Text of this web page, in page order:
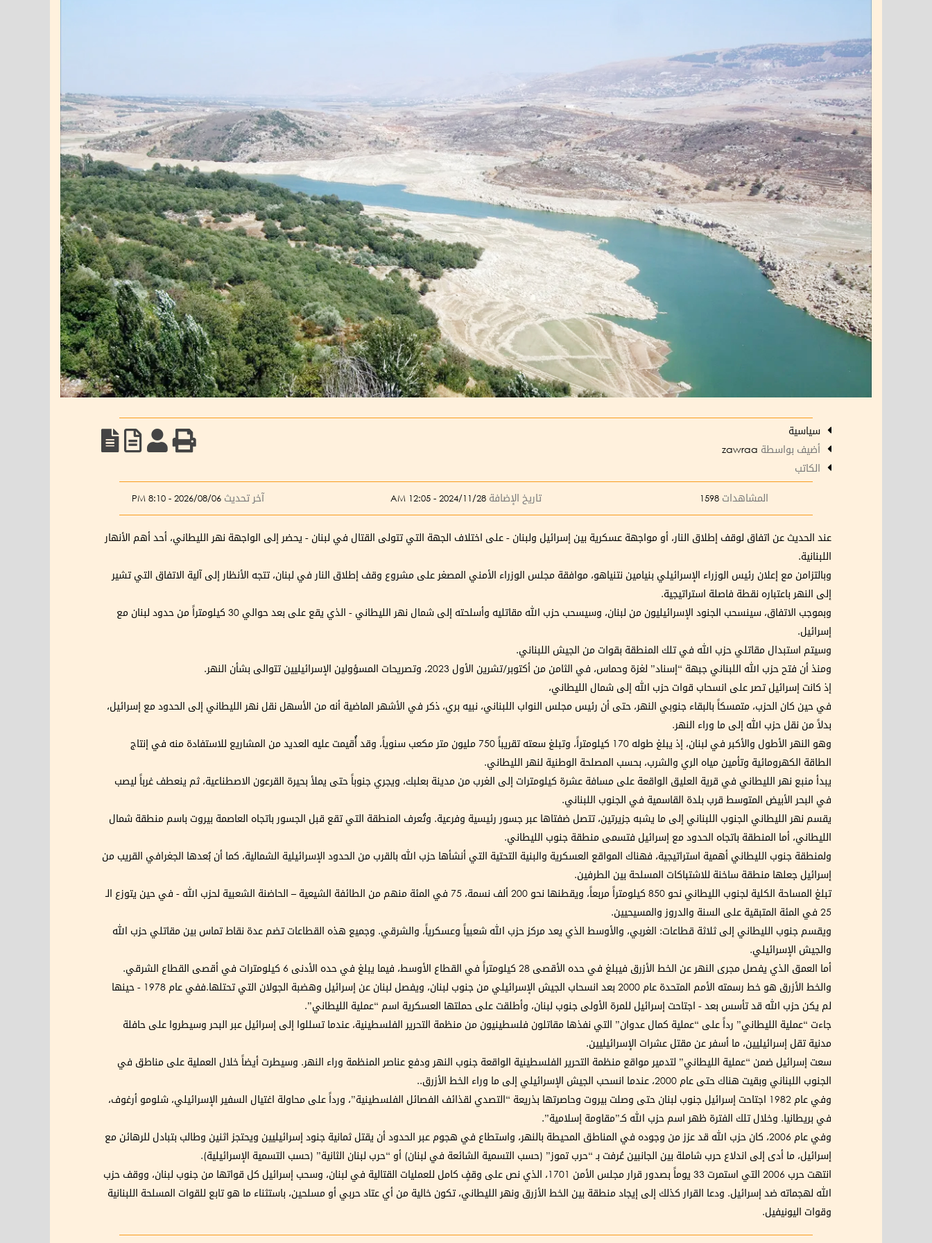
سياسية
أضيف بواسطة
الكاتب
المشاهدات 1598 تاريخ الإضافة 2024/11/28 - 12:05 AM آخر تحديث 2026/08/06 - 8:10 PM
عند الحديث عن اتفاق لوقف إطلاق النار، أو مواجهة عسكرية بين إسرائيل ولبنان - على اختلاف الجهة التي تتولى القتال في لبنان - يحضر إلى الواجهة نهر الليطاني، أحد أهم الأنهار
اللبنانية.
وبالتزامن مع إعلان رئيس الوزراء الإسرائيلي بنيامين نتنياهو، موافقة مجلس الوزراء الأمني المصغر على مشروع وقف إطلاق النار في لبنان، تتجه الأنظار إلى آلية الاتفاق التي تشير
إلى النهر باعتباره نقطة فاصلة استراتيجية.
وبموجب الاتفاق، سينسحب الجنود الإسرائيليون من لبنان، وسيسحب حزب الله مقاتليه وأسلحته إلى شمال نهر الليطاني - الذي يقع على بعد حوالي 30 كيلومتراً من حدود لبنان مع
إسرائيل.
وسيتم استبدال مقاتلي حزب الله في تلك المنطقة بقوات من الجيش اللبناني.
ومنذ أن فتح حزب الله اللبناني جبهة “إسناد” لغزة وحماس، في الثامن من أكتوبر/تشرين الأول 2023، وتصريحات المسؤولين الإسرائيليين تتوالى بشأن النهر.
إذ كانت إسرائيل تصر على انسحاب قوات حزب الله إلى شمال الليطاني،
في حين كان الحزب، متمسكاً بالبقاء جنوبي النهر، حتى أن رئيس مجلس النواب اللبناني، نبيه بري، ذكر في الأشهر الماضية أنه من الأسهل نقل نهر الليطاني إلى الحدود مع إسرائيل،
بدلاً من نقل حزب الله إلى ما وراء النهر.
وهو النهر الأطول والأكبر في لبنان، إذ يبلغ طوله 170 كيلومتراً، وتبلغ سعته تقريباً 750 مليون متر مكعب سنوياً، وقد أُقيمت عليه العديد من المشاريع للاستفادة منه في إنتاج
الطاقة الكهرومائية وتأمين مياه الري والشرب، بحسب المصلحة الوطنية لنهر الليطاني.
يبدأ منبع نهر الليطاني في قرية العليق الواقعة على مسافة عشرة كيلومترات إلى الغرب من مدينة بعلبك، ويجري جنوباً حتى يملأ بحيرة القرعون الاصطناعية، ثم ينعطف غرباً ليصب
في البحر الأبيض المتوسط قرب بلدة القاسمية في الجنوب اللبناني.
يقسم نهر الليطاني الجنوب اللبناني إلى ما يشبه جزيرتين، تتصل ضفتاها عبر جسور رئيسية وفرعية. وتُعرف المنطقة التي تقع قبل الجسور باتجاه العاصمة بيروت باسم منطقة شمال
الليطاني، أما المنطقة باتجاه الحدود مع إسرائيل فتسمى منطقة جنوب الليطاني.
ولمنطقة جنوب الليطاني أهمية استراتيجية، فهناك المواقع العسكرية والبنية التحتية التي أنشأها حزب الله بالقرب من الحدود الإسرائيلية الشمالية، كما أن بُعدها الجغرافي القريب من
إسرائيل جعلها منطقة ساخنة للاشتباكات المسلحة بين الطرفين.
تبلغ المساحة الكلية لجنوب الليطاني نحو 850 كيلومتراً مربعاً، ويقطنها نحو 200 ألف نسمة، 75 في المئة منهم من الطائفة الشيعية – الحاضنة الشعبية لحزب الله - في حين يتوزع الـ
25 في المئة المتبقية على السنة والدروز والمسيحيين.
ويقسم جنوب الليطاني إلى ثلاثة قطاعات: الغربي، والأوسط الذي يعد مركز حزب الله شعبياً وعسكرياً، والشرقي. وجميع هذه القطاعات تضم عدة نقاط تماس بين مقاتلي حزب الله
والجيش الإسرائيلي.
أما العمق الذي يفصل مجرى النهر عن الخط الأزرق فيبلغ في حده الأقصى 28 كيلومتراً في القطاع الأوسط، فيما يبلغ في حده الأدنى 6 كيلومترات في أقصى القطاع الشرقي.
والخط الأزرق هو خط رسمته الأمم المتحدة عام 2000 بعد انسحاب الجيش الإسرائيلي من جنوب لبنان، ويفصل لبنان عن إسرائيل وهضبة الجولان التي تحتلها.ففي عام 1978 - حينها
لم يكن حزب الله قد تأسس بعد - اجتاحت إسرائيل للمرة الأولى جنوب لبنان، وأطلقت على حملتها العسكرية اسم “عملية الليطاني”.
جاءت “عملية الليطاني” رداً على “عملية كمال عدوان” التي نفذها مقاتلون فلسطينيون من منظمة التحرير الفلسطينية، عندما تسللوا إلى إسرائيل عبر البحر وسيطروا على حافلة
مدنية تقل إسرائيليين، ما أسفر عن مقتل عشرات الإسرائيليين.
سعت إسرائيل ضمن “عملية الليطاني” لتدمير مواقع منظمة التحرير الفلسطينية الواقعة جنوب النهر ودفع عناصر المنظمة وراء النهر. وسيطرت أيضاً خلال العملية على مناطق في
الجنوب اللبناني وبقيت هناك حتى عام 2000، عندما انسحب الجيش الإسرائيلي إلى ما وراء الخط الأزرق..
وفي عام 1982 اجتاحت إسرائيل جنوب لبنان حتى وصلت بيروت وحاصرتها بذريعة “التصدي لقذائف الفصائل الفلسطينية”، ورداً على محاولة اغتيال السفير الإسرائيلي، شلومو أرغوف،
في بريطانيا. وخلال تلك الفترة ظهر اسم حزب الله كـ”مقاومة إسلامية”.
وفي عام 2006، كان حزب الله قد عزز من وجوده في المناطق المحيطة بالنهر، واستطاع في هجوم عبر الحدود أن يقتل ثمانية جنود إسرائيليين ويحتجز اثنين وطالب بتبادل للرهائن مع
إسرائيل، ما أدى إلى اندلاع حرب شاملة بين الجانبين عُرفت بـ “حرب تموز” (حسب التسمية الشائعة في لبنان) أو “حرب لبنان الثانية” (حسب التسمية الإسرائيلية).
انتهت حرب 2006 التي استمرت 33 يوماً بصدور قرار مجلس الأمن 1701، الذي نص على وقفٍ كامل للعمليات القتالية في لبنان، وسحب إسرائيل كل قواتها من جنوب لبنان، ووقف حزب
الله لهجماته ضد إسرائيل. ودعا القرار كذلك إلى إيجاد منطقة بين الخط الأزرق ونهر الليطاني، تكون خالية من أي عتاد حربي أو مسلحين، باستثناء ما هو تابع للقوات المسلحة اللبنانية
وقوات اليونيفيل.